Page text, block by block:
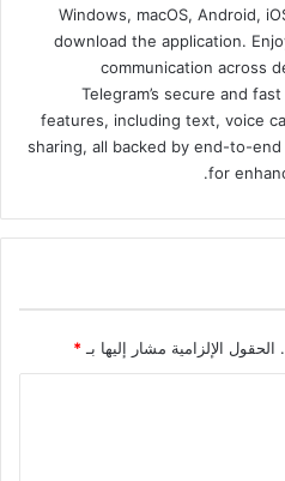
Windows, macOS, Android,
download the application.
communication across
Telegram’s secure and
features, including text, voice
sharing, all backed by end-to-
for
الحقول الإلزامية مشار إليها بـ*